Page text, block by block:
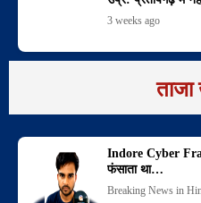
3 weeks ago
Indore Cyber
फंसाता था…
Breaking News in